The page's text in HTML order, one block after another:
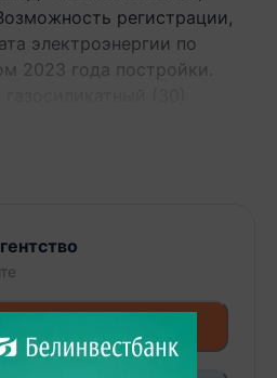
регистрации,
электроэнергии по
2023 года постройки.
пояс кровля - євро-
двухкамерные
- центральное
(переливная)
Добраться до аг.
ост. «аг.Петришки» на